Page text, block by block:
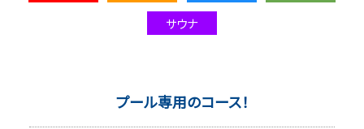
サウナ
プール専用のコース！